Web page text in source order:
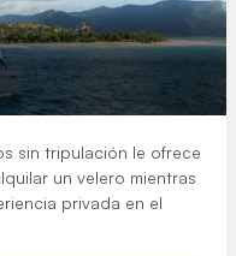
sin tripulación le ofrece
un velero mientras
privada en el